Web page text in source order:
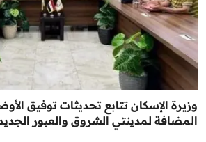
وزيرة الإسكان تتابع تحديثات توفيق
المضافة لمدينتي الشروق والعبور